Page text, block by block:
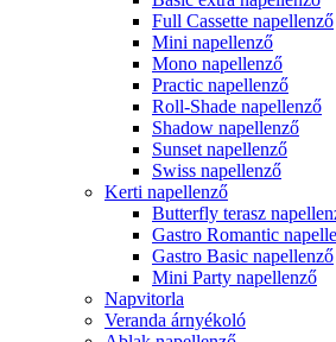
Full Cassette napellenző
Mini napellenző
Mono napellenző
Practic napellenző
Roll-Shade napellenző
Shadow napellenző
Sunset napellenző
Swiss napellenző
Kerti napellenző
Butterfly terasz
Gastro Romantic
Gastro Basic napellenző
Mini Party napellenző
Napvitorla
Veranda árnyékoló